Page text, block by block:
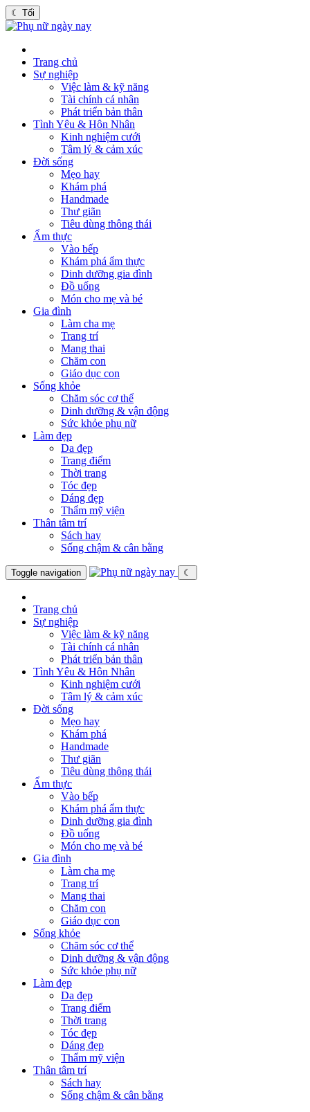
☾ Tối
Trang chủ
Sự nghiệp
Việc làm & kỹ năng
Tài chính cá nhân
Phát triển bản thân
Tình Yêu & Hôn Nhân
Kinh nghiệm cưới
Tâm lý & cảm xúc
Đời sống
Mẹo hay
Khám phá
Handmade
Thư giãn
Tiêu dùng thông thái
Ẩm thực
Vào bếp
Khám phá ẩm thực
Dinh dưỡng gia đình
Đồ uống
Món cho mẹ và bé
Gia đình
Làm cha mẹ
Trang trí
Mang thai
Chăm con
Giáo dục con
Sống khỏe
Chăm sóc cơ thể
Dinh dưỡng & vận động
Sức khỏe phụ nữ
Làm đẹp
Da đẹp
Trang điểm
Thời trang
Tóc đẹp
Dáng đẹp
Thẩm mỹ viện
Thân tâm trí
Sách hay
Sống chậm & cân bằng
Toggle navigation ☾
Trang chủ
Sự nghiệp
Việc làm & kỹ năng
Tài chính cá nhân
Phát triển bản thân
Tình Yêu & Hôn Nhân
Kinh nghiệm cưới
Tâm lý & cảm xúc
Đời sống
Mẹo hay
Khám phá
Handmade
Thư giãn
Tiêu dùng thông thái
Ẩm thực
Vào bếp
Khám phá ẩm thực
Dinh dưỡng gia đình
Đồ uống
Món cho mẹ và bé
Gia đình
Làm cha mẹ
Trang trí
Mang thai
Chăm con
Giáo dục con
Sống khỏe
Chăm sóc cơ thể
Dinh dưỡng & vận động
Sức khỏe phụ nữ
Làm đẹp
Da đẹp
Trang điểm
Thời trang
Tóc đẹp
Dáng đẹp
Thẩm mỹ viện
Thân tâm trí
Sách hay
Sống chậm & cân bằng